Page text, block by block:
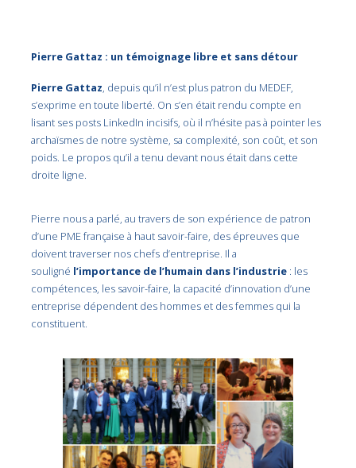
Pierre Gattaz : un témoignage libre et sans détour
Pierre Gattaz, depuis qu’il n’est plus patron du MEDEF,
s’exprime en toute liberté. On s’en était rendu compte en
lisant ses posts LinkedIn incisifs, où il n’hésite pas à pointer les
archaïsmes de notre système, sa complexité, son coût, et son
poids. Le propos qu’il a tenu devant nous était dans cette
droite ligne.
Pierre nous a parlé, au travers de son expérience de patron
d’une PME française à haut savoir-faire, des épreuves que
doivent traverser nos chefs d’entreprise. Il a
souligné l’importance de l’humain dans l’industrie : les
compétences, les savoir-faire, la capacité d’innovation d’une
entreprise dépendent des hommes et des femmes qui la
constituent.